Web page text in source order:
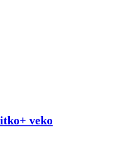
veko